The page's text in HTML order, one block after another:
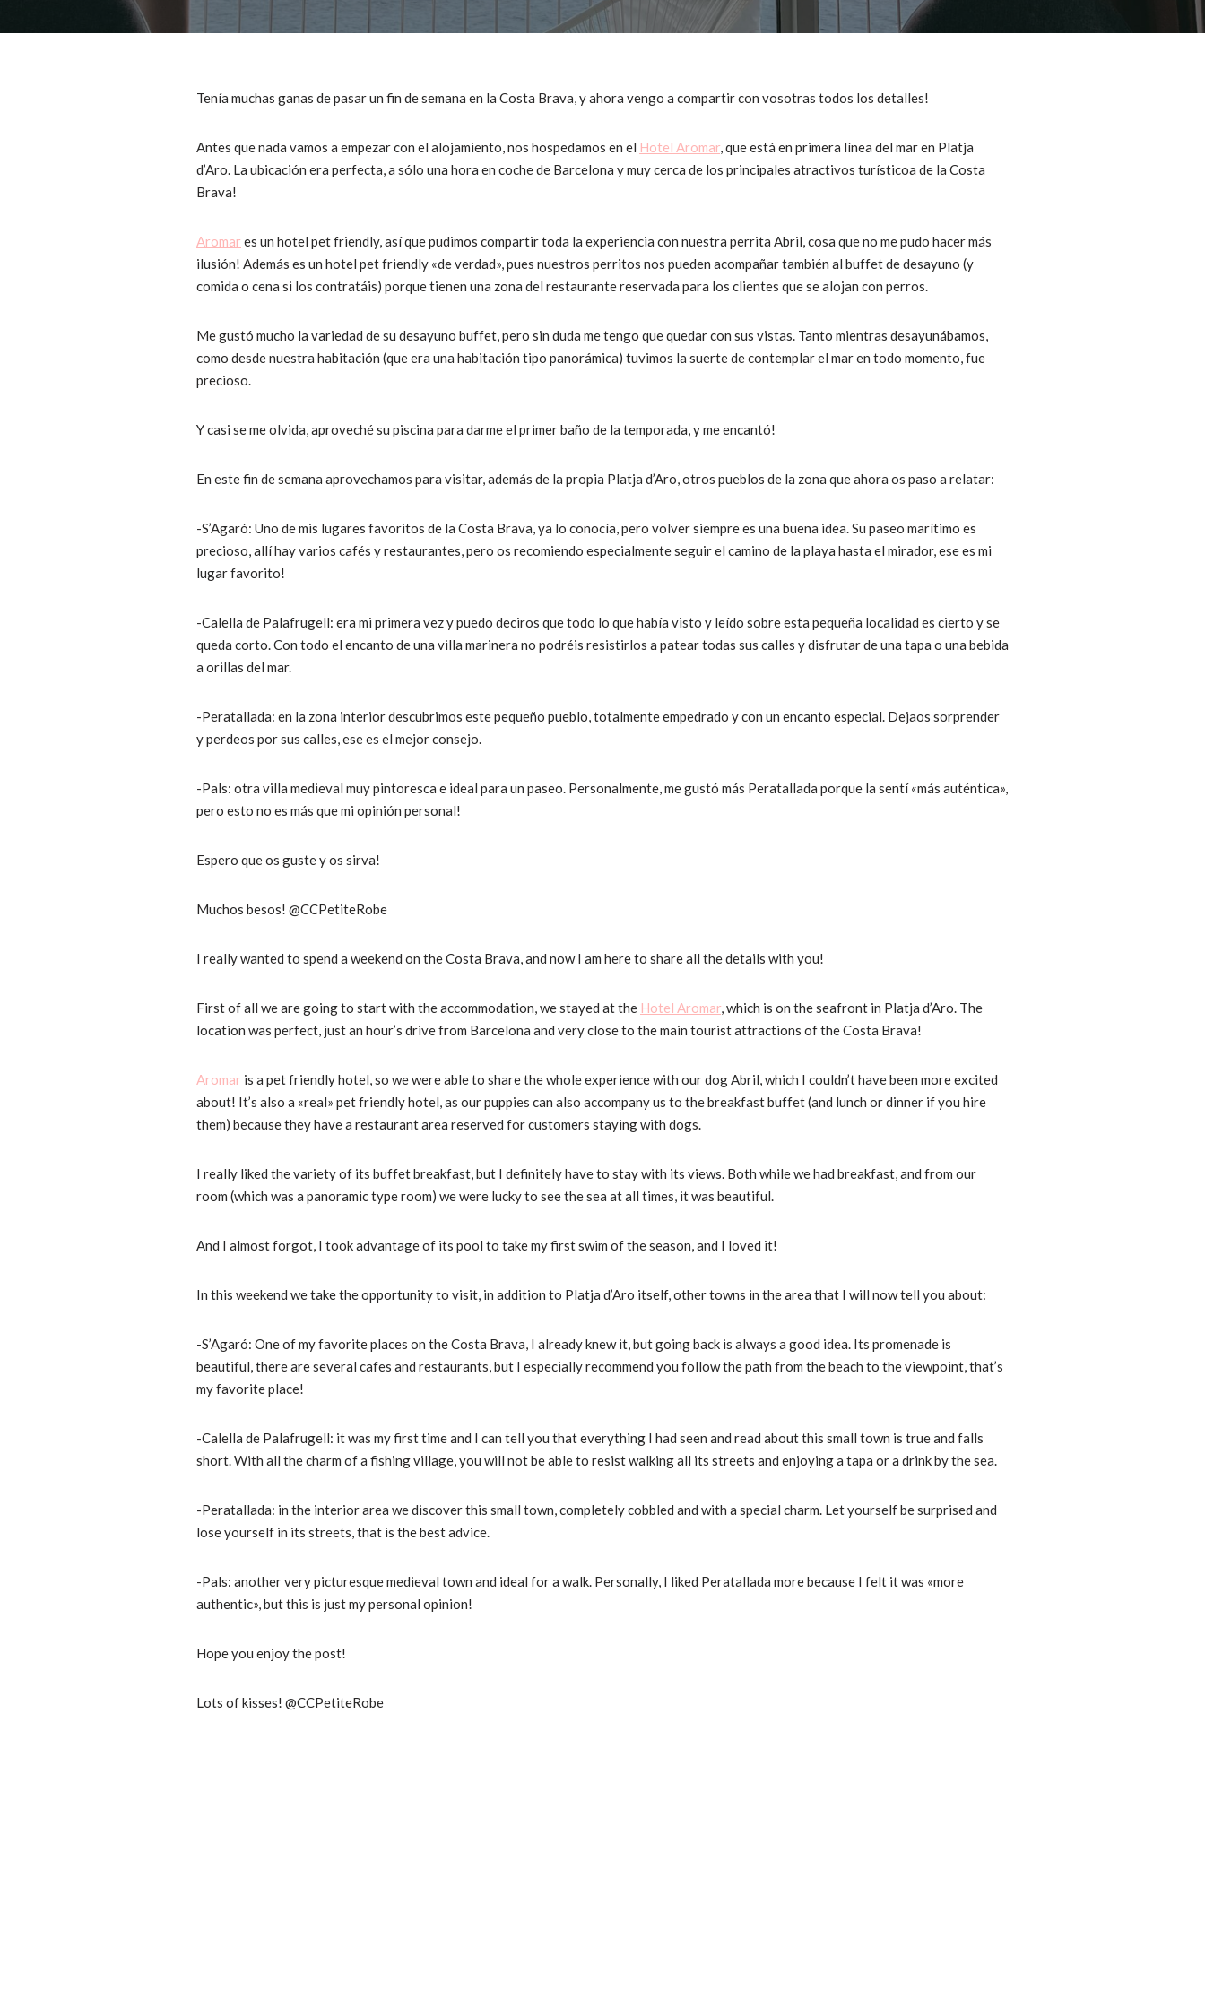
Tenía muchas ganas de pasar un fin de semana en la Costa Brava, y ahora vengo a compartir con vosotras todos los detalles!
Antes que nada vamos a empezar con el alojamiento, nos hospedamos en el Hotel Aromar, que está en primera línea del mar en Platja
d’Aro. La ubicación era perfecta, a sólo una hora en coche de Barcelona y muy cerca de los principales atractivos turísticoa de la Costa
Brava!
Aromar es un hotel pet friendly, así que pudimos compartir toda la experiencia con nuestra perrita Abril, cosa que no me pudo hacer más
ilusión! Además es un hotel pet friendly «de verdad», pues nuestros perritos nos pueden acompañar también al buffet de desayuno (y
comida o cena si los contratáis) porque tienen una zona del restaurante reservada para los clientes que se alojan con perros.
Me gustó mucho la variedad de su desayuno buffet, pero sin duda me tengo que quedar con sus vistas. Tanto mientras desayunábamos,
como desde nuestra habitación (que era una habitación tipo panorámica) tuvimos la suerte de contemplar el mar en todo momento, fue
precioso.
Y casi se me olvida, aproveché su piscina para darme el primer baño de la temporada, y me encantó!
En este fin de semana aprovechamos para visitar, además de la propia Platja d’Aro, otros pueblos de la zona que ahora os paso a relatar:
-S’Agaró: Uno de mis lugares favoritos de la Costa Brava, ya lo conocía, pero volver siempre es una buena idea. Su paseo marítimo es
precioso, allí hay varios cafés y restaurantes, pero os recomiendo especialmente seguir el camino de la playa hasta el mirador, ese es mi
lugar favorito!
-Calella de Palafrugell: era mi primera vez y puedo deciros que todo lo que había visto y leído sobre esta pequeña localidad es cierto y se
queda corto. Con todo el encanto de una villa marinera no podréis resistirlos a patear todas sus calles y disfrutar de una tapa o una bebida
a orillas del mar.
-Peratallada: en la zona interior descubrimos este pequeño pueblo, totalmente empedrado y con un encanto especial. Dejaos sorprender
y perdeos por sus calles, ese es el mejor consejo.
-Pals: otra villa medieval muy pintoresca e ideal para un paseo. Personalmente, me gustó más Peratallada porque la sentí «más auténtica»,
pero esto no es más que mi opinión personal!
Espero que os guste y os sirva!
Muchos besos! @CCPetiteRobe
I really wanted to spend a weekend on the Costa Brava, and now I am here to share all the details with you!
First of all we are going to start with the accommodation, we stayed at the Hotel Aromar, which is on the seafront in Platja d’Aro. The
location was perfect, just an hour’s drive from Barcelona and very close to the main tourist attractions of the Costa Brava!
Aromar is a pet friendly hotel, so we were able to share the whole experience with our dog Abril, which I couldn’t have been more excited
about! It’s also a «real» pet friendly hotel, as our puppies can also accompany us to the breakfast buffet (and lunch or dinner if you hire
them) because they have a restaurant area reserved for customers staying with dogs.
I really liked the variety of its buffet breakfast, but I definitely have to stay with its views. Both while we had breakfast, and from our
room (which was a panoramic type room) we were lucky to see the sea at all times, it was beautiful.
And I almost forgot, I took advantage of its pool to take my first swim of the season, and I loved it!
In this weekend we take the opportunity to visit, in addition to Platja d’Aro itself, other towns in the area that I will now tell you about:
-S’Agaró: One of my favorite places on the Costa Brava, I already knew it, but going back is always a good idea. Its promenade is
beautiful, there are several cafes and restaurants, but I especially recommend you follow the path from the beach to the viewpoint, that’s
my favorite place!
-Calella de Palafrugell: it was my first time and I can tell you that everything I had seen and read about this small town is true and falls
short. With all the charm of a fishing village, you will not be able to resist walking all its streets and enjoying a tapa or a drink by the sea.
-Peratallada: in the interior area we discover this small town, completely cobbled and with a special charm. Let yourself be surprised and
lose yourself in its streets, that is the best advice.
-Pals: another very picturesque medieval town and ideal for a walk. Personally, I liked Peratallada more because I felt it was «more
authentic», but this is just my personal opinion!
Hope you enjoy the post!
Lots of kisses! @CCPetiteRobe